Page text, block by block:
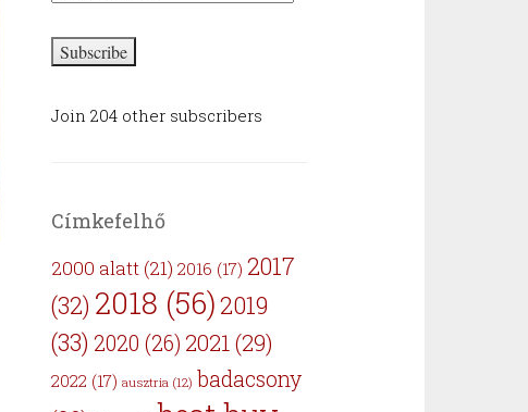
Subscribe
Join 204 other subscribers
Címkefelhő
2000 alatt (21) 2016 (17) 2017
(32) 2018 (56)2019
(33) 2020 (26) 2021(29)
2022 (17) ausztria (12) badacsony